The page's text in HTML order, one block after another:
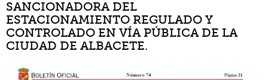
SANCIONADORA DEL
ESTACIONAMIENTO REGULADO Y
CONTROLADO EN VÍA PÚBLICA DE LA
CIUDAD DE ALBACETE.